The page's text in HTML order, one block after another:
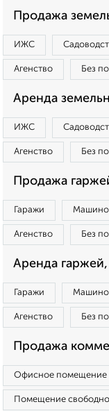
Продажа
ИЖС
Агенство Без
Аренда
ИЖС
Агенство Без
Продажа
Гаражи
Агенство Без
Аренда
Гаражи
Агенство Без
Продажа
Офисное помещение
Помещение